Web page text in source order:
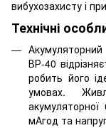
вибухозахисту і
Технічні
ВР-40
робить його
умовах.
акумуляторної
мАгод та